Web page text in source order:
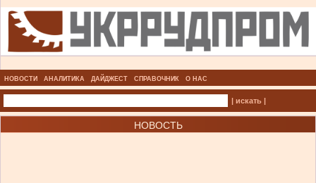
НОВОСТИ АНАЛИТИКА ДАЙДЖЕСТ СПРАВОЧНИК О НАС
| искать |
НОВОСТЬ